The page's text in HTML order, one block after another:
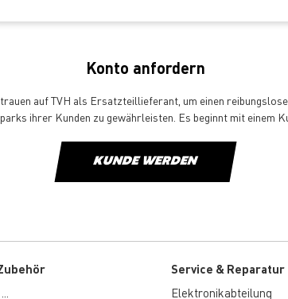
Konto anfordern
auf TVH als Ersatzteillieferant, um einen
ihrer Kunden zu gewährleisten. Es beginnt mit einem
KUNDE WERDEN
Service & Reparatur
Elektronikabteilung